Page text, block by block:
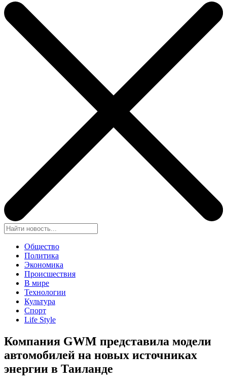
Общество
Политика
Экономика
Происшествия
В мире
Технологии
Культура
Спорт
Life Style
Компания GWM представила модели
автомобилей на новых источниках
энергии в Таиланде